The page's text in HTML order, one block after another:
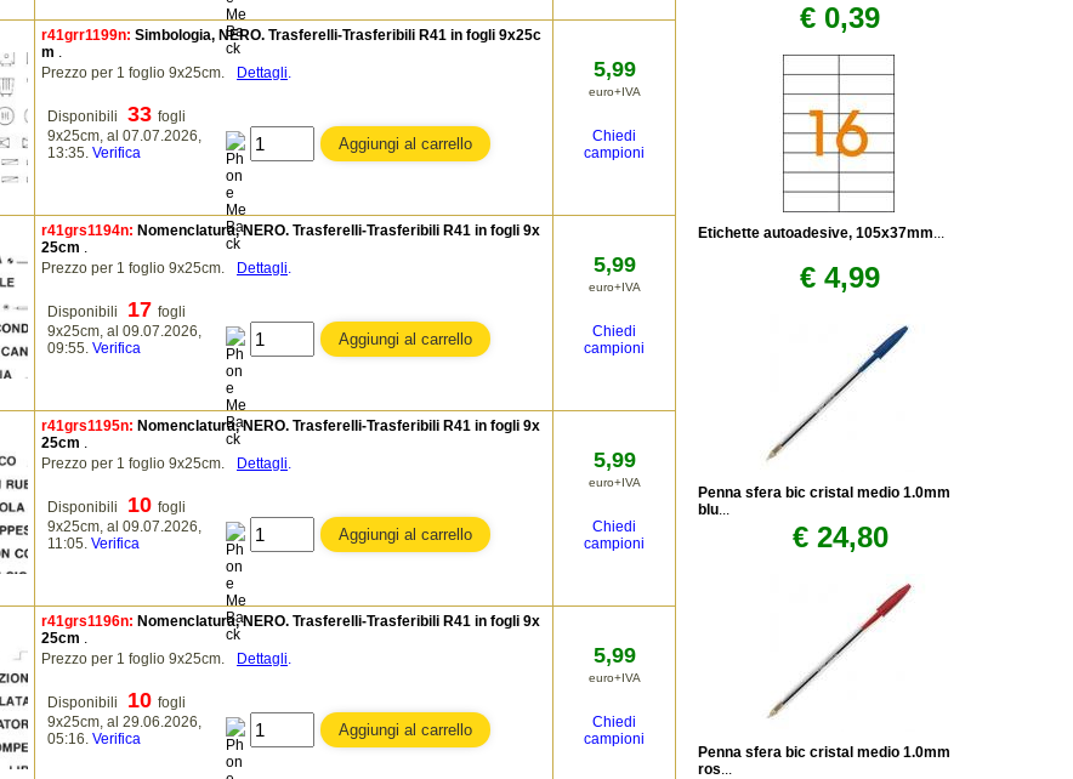
r41grr1199n: Simbologia, NERO. Trasferelli-Trasferibili R41 in fogli 9x25c
m .
Prezzo per 1 foglio 9x25cm.
Dettagli.
Disponibili 33 fogli
9x25cm, al 07.07.2026,
13:35. Verifica
5,99
euro+IVA
Chiedi
campioni
r41grs1194n: Nomenclatura, NERO. Trasferelli-Trasferibili R41 in fogli 9x
25cm .
Prezzo per 1 foglio 9x25cm.
Dettagli.
Disponibili 17 fogli
9x25cm, al 09.07.2026,
09:55. Verifica
5,99
euro+IVA
Chiedi
campioni
r41grs1195n: Nomenclatura, NERO. Trasferelli-Trasferibili R41 in fogli 9x
25cm .
Prezzo per 1 foglio 9x25cm.
Dettagli.
Disponibili 10 fogli
9x25cm, al 09.07.2026,
11:05. Verifica
5,99
euro+IVA
Chiedi
campioni
r41grs1196n: Nomenclatura, NERO. Trasferelli-Trasferibili R41 in fogli 9x
25cm .
Prezzo per 1 foglio 9x25cm.
Dettagli.
Disponibili 10 fogli
9x25cm, al 29.06.2026,
05:16. Verifica
5,99
euro+IVA
Chiedi
campioni
€ 0,39
Etichette autoadesive, 105x37mm...
€ 4,99
Penna sfera bic cristal medio 1.0mm
blu...
€ 24,80
Penna sfera bic cristal medio 1.0mm
ros...